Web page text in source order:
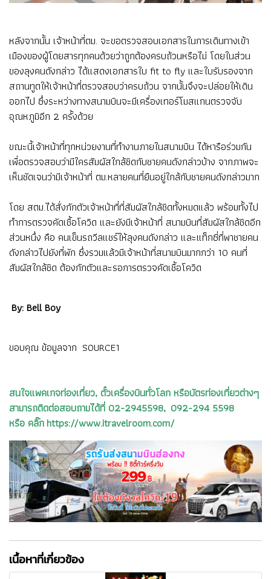
หลังจากนั้น เจ้าหน้าที่ตม. จะขอตรวจสอบเอกสารในการเดินทางเข้า
เมืองของผู้โดยสารทุกคนด้วยว่าถูกต้องครบถ้วนหรือไม่ โดยในส่วน
ของลุงคนดังกล่าว ได้แสดงเอกสารใบ fit to fly และใบรับรองจาก
สถานทูตให้เจ้าหน้าที่ตรวจสอบว่าครบถ้วน จากนั้นจึงจะปล่อยให้เดิน
ออกไป ซึ่งระหว่างทางสนามบินจะมีเครื่องเทอร์โมสแกนตรวจจับ
อุณหภูมิอีก 2 ครั้งด้วย
ขณะนี้เจ้าหน้าที่ทุกหน่วยงานที่ทำงานภายในสนามบิน ได้หารือร่วมกัน
เพื่อตรวจสอบว่ามีใครสัมผัสใกล้ชิดกับชายคนดังกล่าวบ้าง จากภาพจะ
เห็นชัดเจนว่ามีเจ้าหน้าที่ ตม.หลายคนที่ยืนอยู่ใกล้กับชายคนดังกล่าวมาก
โดย สตม.ได้สั่งกักตัวเจ้าหน้าที่ที่สัมผัสใกล้ชิดทั้งหมดแล้ว พร้อมทั้งไป
ทำการตรวจคัดเชื้อโควิด และยังมีเจ้าหน้าที่ สนามบินที่สัมผัสใกล้ชิดอีก
ส่วนหนึ่ง คือ คนเข็นรถวีลแชร์ให้ลุงคนดังกล่าว และแท็กซี่ที่พาชายคน
ดังกล่าวไปยังที่พัก ซึ่งรวมแล้วมีเจ้าหน้าที่สนามบินมากกว่า 10 คนที่
สัมผัสใกล้ชิด ต้องกักตัวและรอการตรวจคัดเชื้อโควิด
By: Bell Boy
ขอบคุณ ข้อมูลจาก SOURCE1
สนใจแพคเกจท่องเที่ยว, ตั๋วเครื่องบินทั่วโลก หรือบัตรท่องเที่ยวต่างๆ
สามารถติดต่อสอบถามได้ที่ 02-2945598, 092-294 5598
หรือ คลิ๊ก https://www.itravelroom.com/
เนื้อหาที่เกี่ยวข้อง